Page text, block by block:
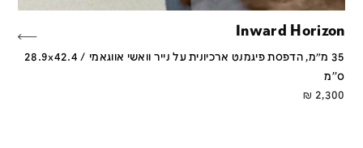
Inward Horizon
35 מ״מ, הדפסת פיגמנט ארכיונית על נייר וואשי אווגאמי / 28.9x42.4
ס''מ
2,300
₪